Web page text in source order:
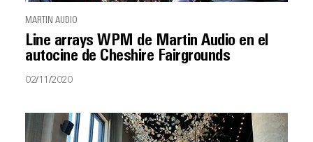
MARTIN AUDIO
Line arrays WPM de Martin Audio en el
autocine de Cheshire Fairgrounds
02/11/2020